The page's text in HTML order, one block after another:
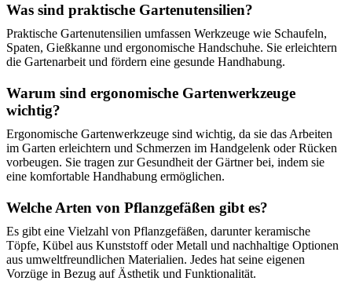
Was sind praktische Gartenutensilien?
Praktische Gartenutensilien umfassen Werkzeuge wie Schaufeln,
Spaten, Gießkanne und ergonomische Handschuhe. Sie erleichtern
die Gartenarbeit und fördern eine gesunde Handhabung.
Warum sind ergonomische Gartenwerkzeuge
wichtig?
Ergonomische Gartenwerkzeuge sind wichtig, da sie das Arbeiten
im Garten erleichtern und Schmerzen im Handgelenk oder Rücken
vorbeugen. Sie tragen zur Gesundheit der Gärtner bei, indem sie
eine komfortable Handhabung ermöglichen.
Welche Arten von Pflanzgefäßen gibt es?
Es gibt eine Vielzahl von Pflanzgefäßen, darunter keramische
Töpfe, Kübel aus Kunststoff oder Metall und nachhaltige Optionen
aus umweltfreundlichen Materialien. Jedes hat seine eigenen
Vorzüge in Bezug auf Ästhetik und Funktionalität.